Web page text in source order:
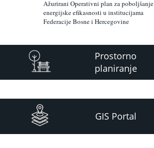
Ažurirani Operativni plan za poboljšanje
energijske efikasnosti u institucijama
Federacije Bosne i Hercegovine
Prostorno
planiranje
GIS Portal